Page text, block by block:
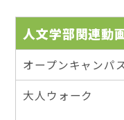
人文学部関連動
オープンキャンパ
大人ウォーク